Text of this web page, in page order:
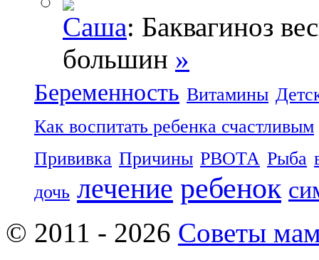
Саша: Баквагиноз
большин »
Беременность Витамины
Как воспитать ребенка счастливым
Прививка Причины РВОТА Рыба
дочь лечение ребенок
© 2011 - 2026 Советы